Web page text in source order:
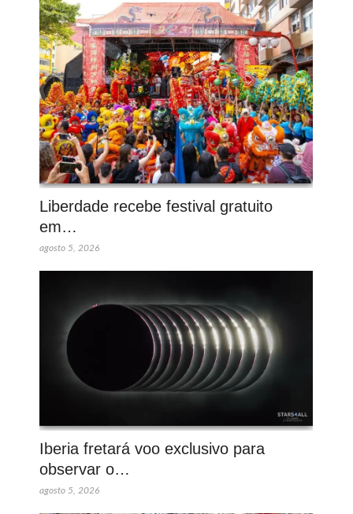
Liberdade recebe festival gratuito
em…
agosto 5, 2026
Iberia fretará voo exclusivo para
observar o…
agosto 5, 2026